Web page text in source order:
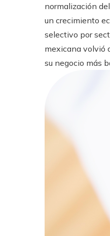
normalización
un crecimiento
selectivo por
mexicana volvió
su negocio más